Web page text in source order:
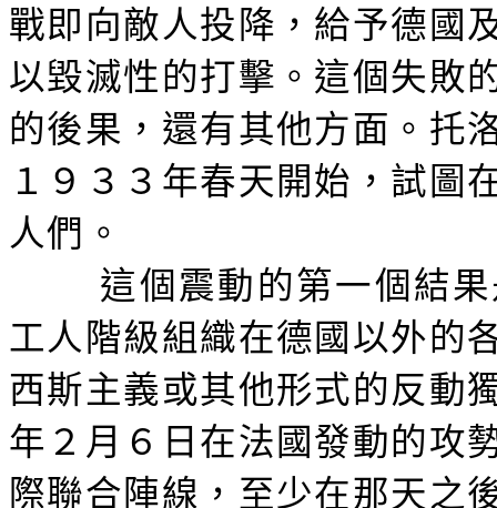
戰即向敵人投降，給予德國
以毀滅性的打擊。這個失敗
的後果，還有其他方面。托
１９３３年春天開始，試圖
人們。
這個震動的第一個結
工人階級組織在德國以外的
西斯主義或其他形式的反動
年２月６日在法國發動的攻
際聯合陣線，至少在那天之